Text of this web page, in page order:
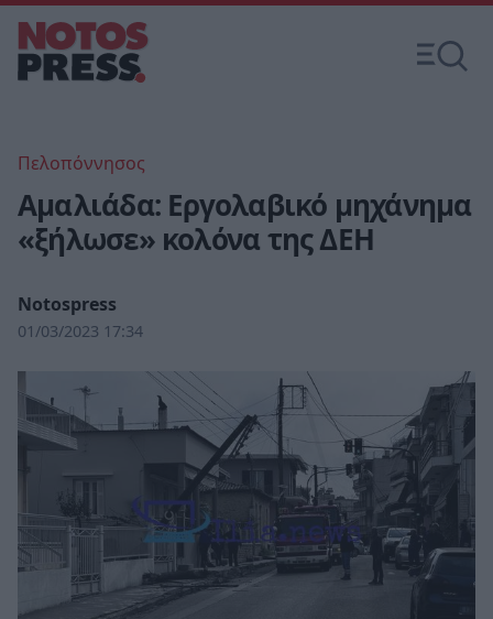
Πελοπόννησος
Αμαλιάδα: Εργολαβικό μηχάνημα
«ξήλωσε» κολόνα της ΔΕΗ
Notospress
01/03/2023 17:34